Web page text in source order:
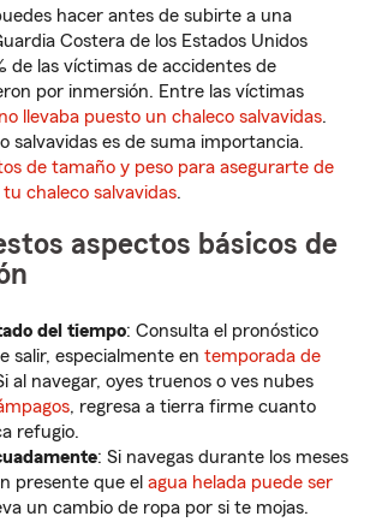
hacer antes de subirte a una
Costera de los Estados Unidos
de las víctimas de accidentes de
por inmersión. Entre las víctimas
llevaba puesto un chaleco salvavidas.
salvavidas es de suma importancia.
de tamaño y peso para asegurarte de
chaleco salvavidas.
aspectos básicos de
del tiempo: Consulta el pronóstico
salir, especialmente en temporada de
al navegar, oyes truenos o ves nubes
, regresa a tierra firme cuanto
refugio.
: Si navegas durante los meses
presente que el agua helada puede ser
un cambio de ropa por si te mojas.